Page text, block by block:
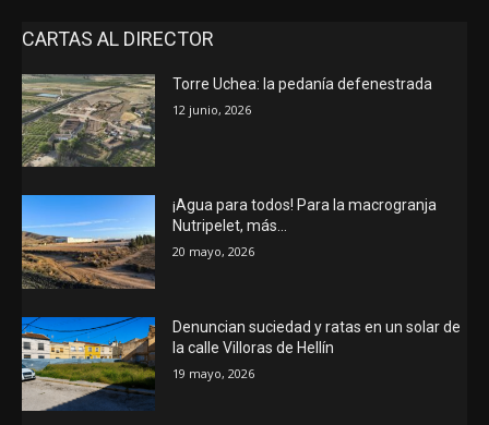
CARTAS AL DIRECTOR
Torre Uchea: la pedanía defenestrada
12 junio, 2026
¡Agua para todos! Para la macrogranja
Nutripelet, más…
20 mayo, 2026
Denuncian suciedad y ratas en un solar de
la calle Villoras de Hellín
19 mayo, 2026